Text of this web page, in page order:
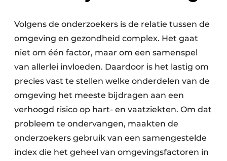
Volgens de onderzoekers is de relatie tussen de
omgeving en gezondheid complex. Het gaat
niet om één factor, maar om een samenspel
van allerlei invloeden. Daardoor is het lastig om
precies vast te stellen welke onderdelen van de
omgeving het meeste bijdragen aan een
verhoogd risico op hart- en vaatziekten. Om dat
probleem te ondervangen, maakten de
onderzoekers gebruik van een samengestelde
index die het geheel van omgevingsfactoren in